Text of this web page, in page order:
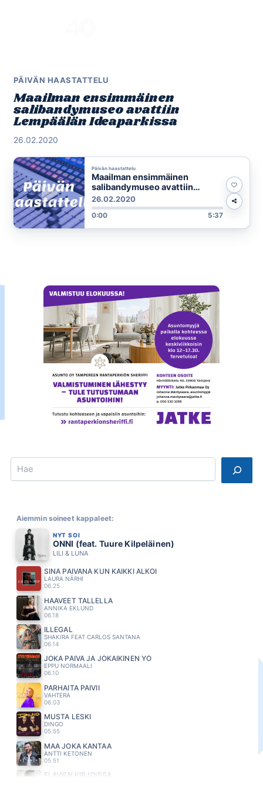
PÄIVÄN HAASTATTELU
Maailman ensimmäinen
salibandymuseo avattiin
Lempäälän Ideaparkissa
26.02.2020
Päivän haastattelu
Maailman ensimmäinen
salibandymuseo avattiin
Lempäälän Ideaparkissa
26.02.2020
0:00 5:37
Search
Aiemmin soineet kappaleet:
NYT SOI
ONNI (feat. Tuure Kilpeläinen)
LILI & LUNA
SINÄ PÄIVÄNÄ KUN KAIKKI ALKOI
LAURA NÄRHI
06.25
HAAVEET TALLELLA
ANNIKA EKLUND
06.18
ILLEGAL
SHAKIRA FEAT CARLOS SANTANA
06.14
JOKA PÄIVÄ JA JOKAIKINEN YÖ
EPPU NORMAALI
06.10
PARHAITA PÄIVII
VAHTERA
06.03
MUSTA LESKI
DINGO
05.55
MAA JOKA KANTAA
ANTTI KETONEN
05.51
ELÄVIEN KIRJOISSA